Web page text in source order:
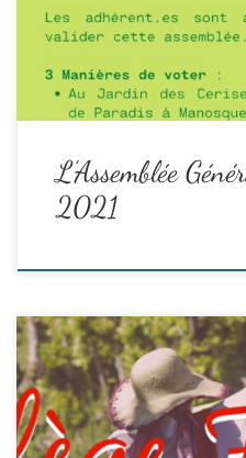
L’Assemblée
2021
Jardins en Fête, solidaire du
en automne…
Le collège Festivité a pour
des moments festifs avec l’aide